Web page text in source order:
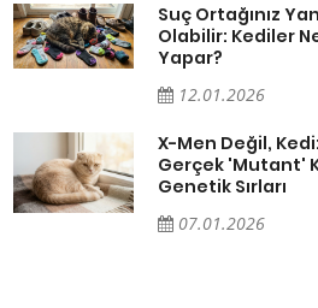
Suç Ortağınız
Olabilir: Kediler
Yapar?
12.01.2026
X-Men Değil,
Gerçek 'Mutant'
Genetik Sırları
07.01.2026